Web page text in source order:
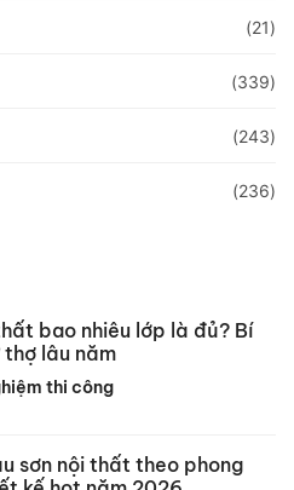
(21)
(339)
(243)
(236)
bao nhiêu lớp là đủ? Bí
lâu năm
thi công
sơn nội thất theo phong